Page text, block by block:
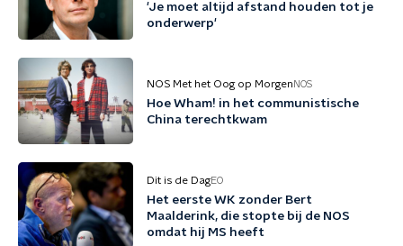
'Je moet altijd afstand houden tot je
onderwerp'
NOS Met het Oog op Morgen NOS
Hoe Wham! in het communistische
China terechtkwam
Dit is de DagEO
Het eerste WK zonder Bert
Maalderink, die stopte bij de NOS
omdat hij MS heeft